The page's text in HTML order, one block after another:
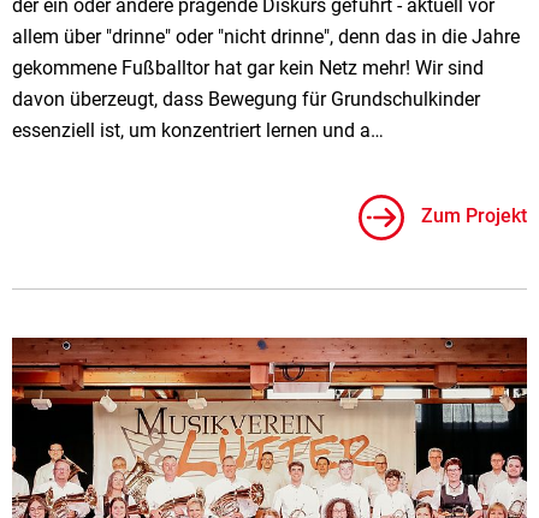
der ein oder andere prägende Diskurs geführt - aktuell vor
allem über "drinne" oder "nicht drinne", denn das in die Jahre
gekommene Fußballtor hat gar kein Netz mehr! Wir sind
davon überzeugt, dass Bewegung für Grundschulkinder
essenziell ist, um konzentriert lernen und a…
Zum Projekt